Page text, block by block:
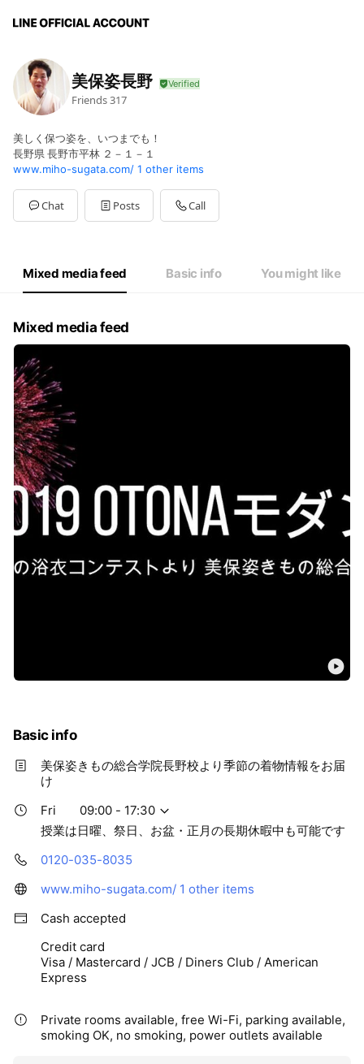
美保姿長野
Friends317
美しく保つ姿を、いつまでも！
長野県 長野市平林 ２－１－１
www.miho-sugata.com/ 1 other items
Chat Posts Call
Mixed media feed Basic info You might like
Mixed media feed
Basic info
美保姿きもの総合学院長野校より季節の着物情報をお届
け
Fri
09:00 - 17:30
授業は日曜、祭日、お盆・正月の長期休暇中も可能です
0120-035-8035
www.miho-sugata.com/ 1 other items
Cash accepted
Credit card
Visa / Mastercard / JCB / Diners Club / American
Express
Private rooms available, free Wi-Fi, parking available,
smoking OK, no smoking, power outlets available